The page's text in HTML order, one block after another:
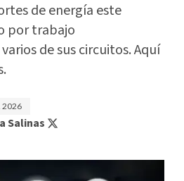
de energía este
por trabajo
de sus circuitos. Aquí
2026
Salinas